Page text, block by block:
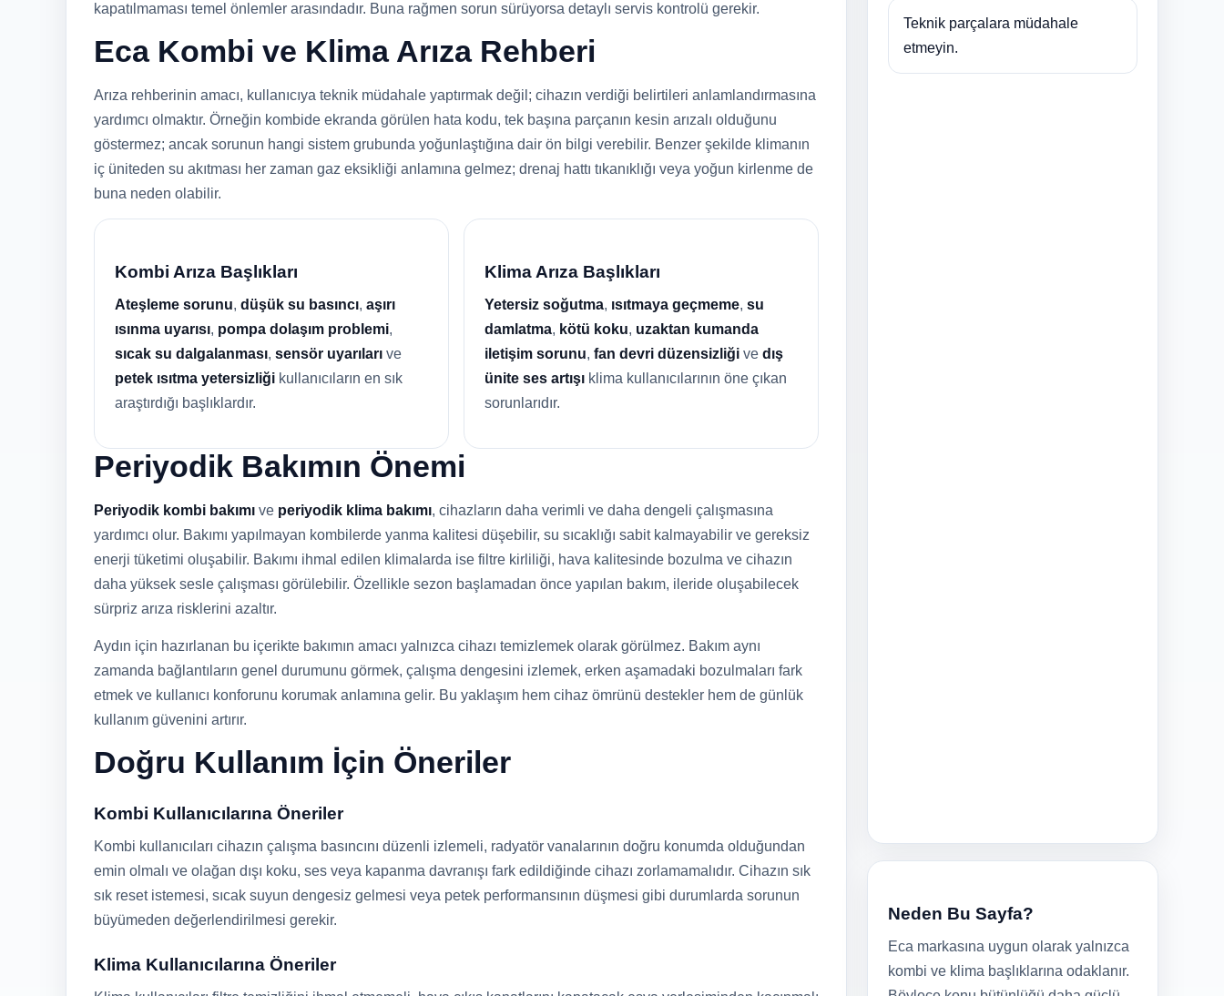
kapatılmaması temel önlemler arasındadır. Buna rağmen sorun sürüyorsa detaylı servis kontrolü gerekir.
Eca Kombi ve Klima Arıza Rehberi
Arıza rehberinin amacı, kullanıcıya teknik müdahale yaptırmak değil; cihazın verdiği belirtileri anlamlandırmasına
yardımcı olmaktır. Örneğin kombide ekranda görülen hata kodu, tek başına parçanın kesin arızalı olduğunu
göstermez; ancak sorunun hangi sistem grubunda yoğunlaştığına dair ön bilgi verebilir. Benzer şekilde klimanın
iç üniteden su akıtması her zaman gaz eksikliği anlamına gelmez; drenaj hattı tıkanıklığı veya yoğun kirlenme de
buna neden olabilir.
Kombi Arıza Başlıkları
Ateşleme sorunu, düşük su basıncı, aşırı
ısınma uyarısı, pompa dolaşım problemi,
sıcak su dalgalanması, sensör uyarıları ve
petek ısıtma yetersizliği kullanıcıların en sık
araştırdığı başlıklardır.
Klima Arıza Başlıkları
Yetersiz soğutma, ısıtmaya geçmeme, su
damlatma, kötü koku, uzaktan kumanda
iletişim sorunu, fan devri düzensizliği ve dış
ünite ses artışı klima kullanıcılarının öne çıkan
sorunlarıdır.
Periyodik Bakımın Önemi
Periyodik kombi bakımı ve periyodik klima bakımı, cihazların daha verimli ve daha dengeli çalışmasına
yardımcı olur. Bakımı yapılmayan kombilerde yanma kalitesi düşebilir, su sıcaklığı sabit kalmayabilir ve gereksiz
enerji tüketimi oluşabilir. Bakımı ihmal edilen klimalarda ise filtre kirliliği, hava kalitesinde bozulma ve cihazın
daha yüksek sesle çalışması görülebilir. Özellikle sezon başlamadan önce yapılan bakım, ileride oluşabilecek
sürpriz arıza risklerini azaltır.
Aydın için hazırlanan bu içerikte bakımın amacı yalnızca cihazı temizlemek olarak görülmez. Bakım aynı
zamanda bağlantıların genel durumunu görmek, çalışma dengesini izlemek, erken aşamadaki bozulmaları fark
etmek ve kullanıcı konforunu korumak anlamına gelir. Bu yaklaşım hem cihaz ömrünü destekler hem de günlük
kullanım güvenini artırır.
Doğru Kullanım İçin Öneriler
Kombi Kullanıcılarına Öneriler
Kombi kullanıcıları cihazın çalışma basıncını düzenli izlemeli, radyatör vanalarının doğru konumda olduğundan
emin olmalı ve olağan dışı koku, ses veya kapanma davranışı fark edildiğinde cihazı zorlamamalıdır. Cihazın sık
sık reset istemesi, sıcak suyun dengesiz gelmesi veya petek performansının düşmesi gibi durumlarda sorunun
büyümeden değerlendirilmesi gerekir.
Klima Kullanıcılarına Öneriler
Teknik parçalara müdahale
etmeyin.
Neden Bu Sayfa?
Eca markasına uygun olarak yalnızca
kombi ve klima başlıklarına odaklanır.